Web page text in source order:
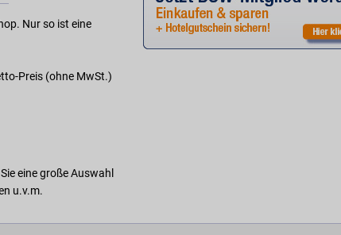
Nur so ist eine
Preis (ohne MwSt.)
eine große Auswahl
u.v.m.